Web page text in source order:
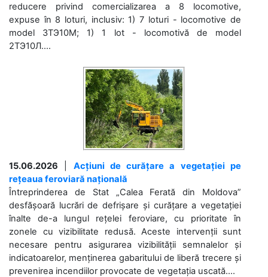
reducere privind comercializarea a 8 locomotive,
expuse în 8 loturi, inclusiv: 1) 7 loturi - locomotive de
model 3ТЭ10М; 1) 1 lot - locomotivă de model
2ТЭ10Л....
15.06.2026
Acțiuni de curățare a vegetației pe
rețeaua feroviară națională
Întreprinderea de Stat „Calea Ferată din Moldova”
desfășoară lucrări de defrișare și curățare a vegetației
înalte de-a lungul rețelei feroviare, cu prioritate în
zonele cu vizibilitate redusă. Aceste intervenții sunt
necesare pentru asigurarea vizibilității semnalelor și
indicatoarelor, menținerea gabaritului de liberă trecere și
prevenirea incendiilor provocate de vegetația uscată....